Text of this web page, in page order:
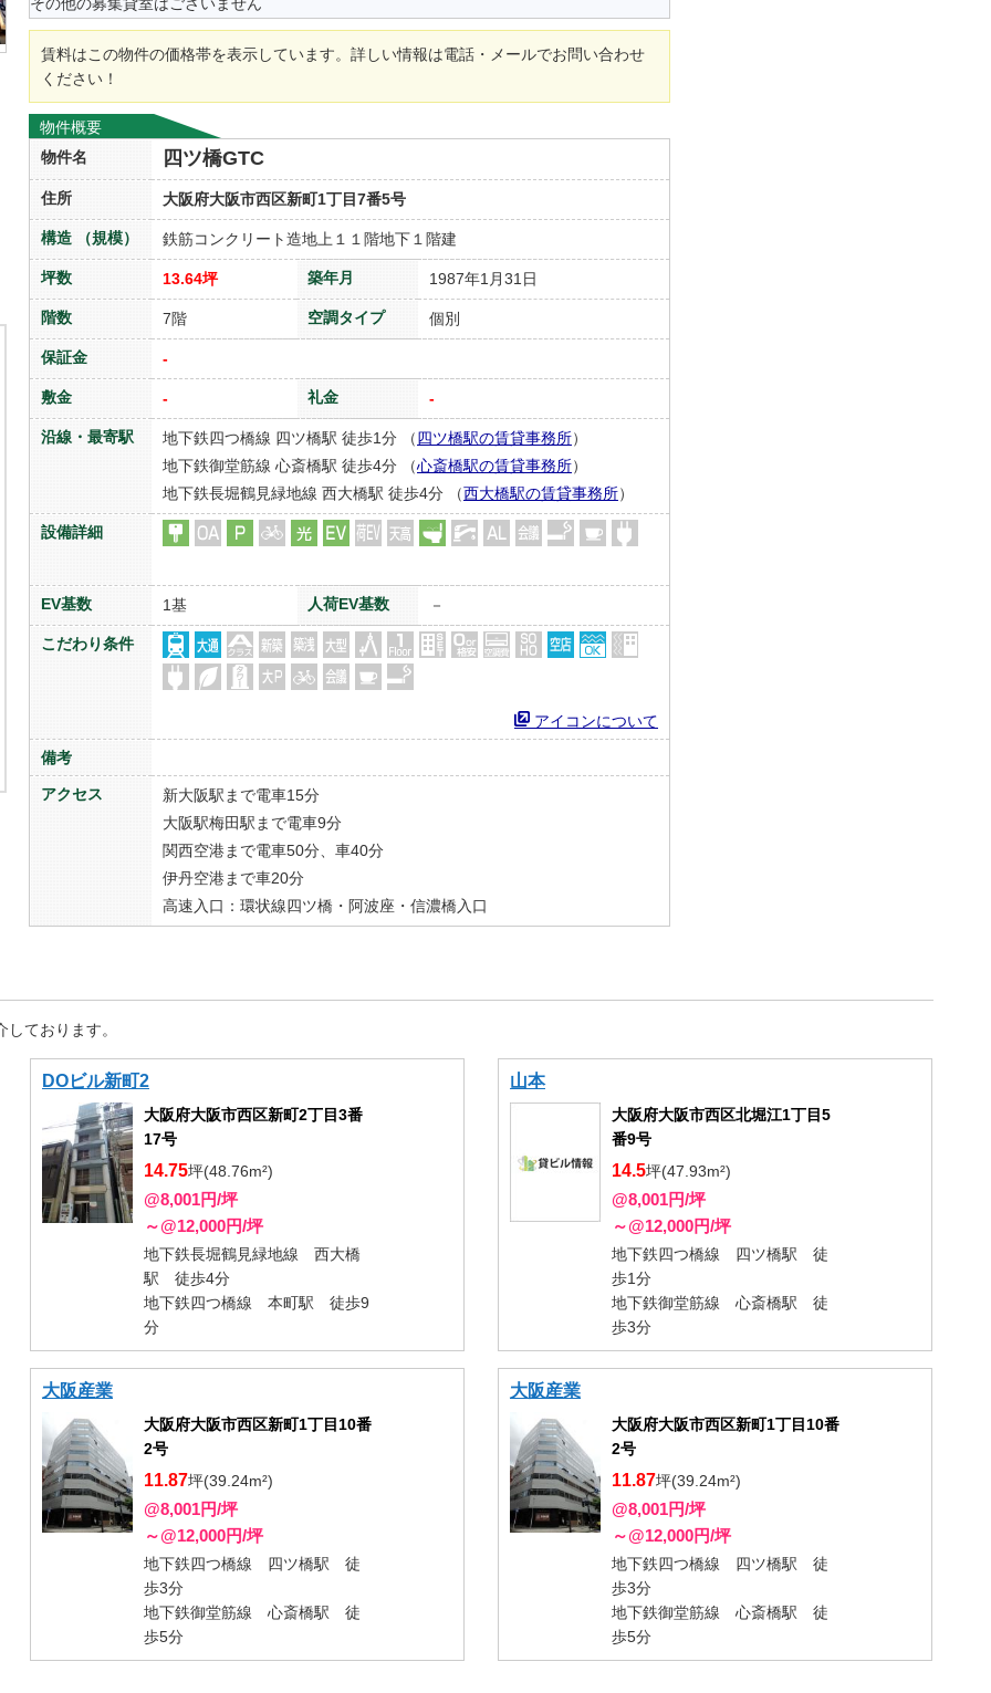
賃料はこの物件の価格帯を表示しています。詳しい情報は電話・メールでお問い合わせ
ください！
物件概要
物件名
四ツ橋GTC
住所 大阪府大阪市西区新町1丁目7番5号
構造 （規模） 鉄筋コンクリート造地上１１階地下１階建
坪数 13.64坪 築年月 1987年1月31日
階数 7階 空調タイプ 個別
保証金 -
敷金 - 礼金 -
沿線・最寄駅 地下鉄四つ橋線 四ツ橋駅 徒歩1分 （四ツ橋駅の賃貸事務所）
地下鉄御堂筋線 心斎橋駅 徒歩4分 （心斎橋駅の賃貸事務所）
地下鉄長堀鶴見緑地線 西大橋駅 徒歩4分 （西大橋駅の賃貸事務所）
設備詳細
EV基数 1基 人荷EV基数 －
こだわり条件
アイコンについて
備考
アクセス
新大阪駅まで電車15分
大阪駅梅田駅まで電車9分
関西空港まで電車50分、車40分
伊丹空港まで車20分
高速入口：環状線四ツ橋・阿波座・信濃橋入口
ております。
DOビル新町2
大阪府大阪市西区新町2丁目3番
17号
14.75坪(48.76m²)
@8,001円/坪
～@12,000円/坪
地下鉄長堀鶴見緑地線 西大橋
駅 徒歩4分
地下鉄四つ橋線 本町駅 徒歩9
分
山本
大阪府大阪市西区北堀江1丁目5
番9号
14.5坪(47.93m²)
@8,001円/坪
～@12,000円/坪
地下鉄四つ橋線 四ツ橋駅 徒
歩1分
地下鉄御堂筋線 心斎橋駅 徒
歩3分
大阪産業
大阪府大阪市西区新町1丁目10番
2号
11.87坪(39.24m²)
@8,001円/坪
～@12,000円/坪
地下鉄四つ橋線 四ツ橋駅 徒
歩3分
地下鉄御堂筋線 心斎橋駅 徒
歩5分
大阪産業
大阪府大阪市西区新町1丁目10番
2号
11.87坪(39.24m²)
@8,001円/坪
～@12,000円/坪
地下鉄四つ橋線 四ツ橋駅 徒
歩3分
地下鉄御堂筋線 心斎橋駅 徒
歩5分